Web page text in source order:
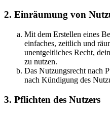
2. Einräumung von
Mit dem Erstellen eines
einfaches, zeitlich und
unentgeltliches Recht,
zu nutzen.
Das Nutzungsrecht nach
nach Kündigung des
3. Pflichten des Nutzers